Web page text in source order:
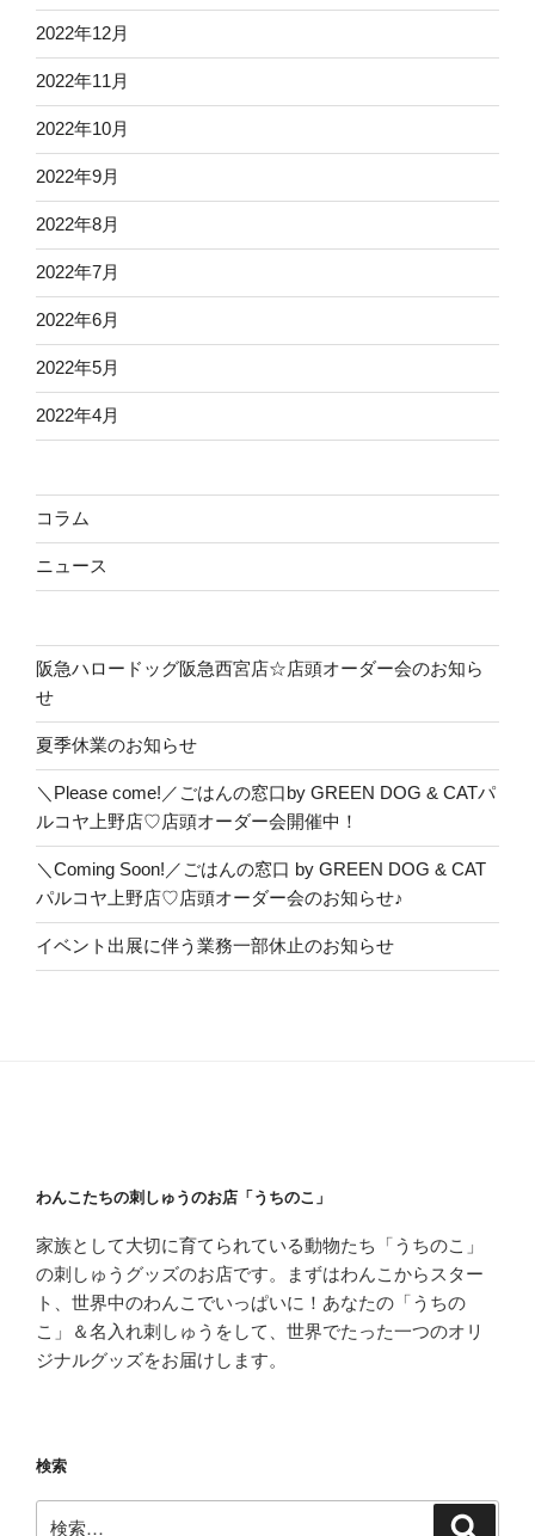
2022年12月
2022年11月
2022年10月
2022年9月
2022年8月
2022年7月
2022年6月
2022年5月
2022年4月
コラム
ニュース
阪急ハロードッグ阪急西宮店☆店頭オーダー会のお知ら
せ
夏季休業のお知らせ
＼Please come!／ごはんの窓口by GREEN DOG & CATパ
ルコヤ上野店♡店頭オーダー会開催中！
＼Coming Soon!／ごはんの窓口 by GREEN DOG & CAT
パルコヤ上野店♡店頭オーダー会のお知らせ♪
イベント出展に伴う業務一部休止のお知らせ
わんこたちの刺しゅうのお店「うちのこ」
家族として大切に育てられている動物たち「うちのこ」
の刺しゅうグッズのお店です。まずはわんこからスター
ト、世界中のわんこでいっぱいに！あなたの「うちの
こ」＆名入れ刺しゅうをして、世界でたった一つのオリ
ジナルグッズをお届けします。
検索